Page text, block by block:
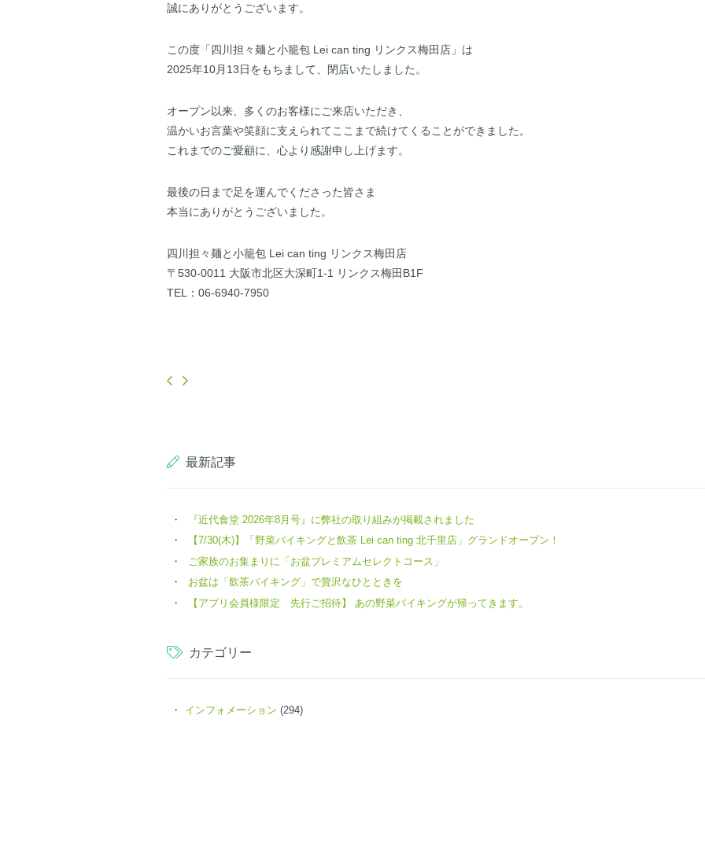
誠にありがとうございます。
この度「四川担々麺と小籠包 Lei can ting リンクス梅田店」は
2025年10月13日をもちまして、閉店いたしました。
オープン以来、多くのお客様にご来店いただき、
温かいお言葉や笑顔に支えられてここまで続けてくることができました。
これまでのご愛顧に、心より感謝申し上げます。
最後の日まで足を運んでくださった皆さま
本当にありがとうございました。
四川担々麺と小籠包 Lei can ting リンクス梅田店
〒530-0011 大阪市北区大深町1-1 リンクス梅田B1F
TEL：06-6940-7950
最新記事
『近代食堂 2026年8月号』に弊社の取り組みが掲載されました
【7/30(木)】「野菜バイキングと飲茶 Lei can ting 北千里店」グランドオープン！
ご家族のお集まりに「お盆プレミアムセレクトコース」
お盆は「飲茶バイキング」で贅沢なひとときを
【アプリ会員様限定 先行ご招待】 あの野菜バイキングが帰ってきます。
カテゴリー
インフォメーション (294)